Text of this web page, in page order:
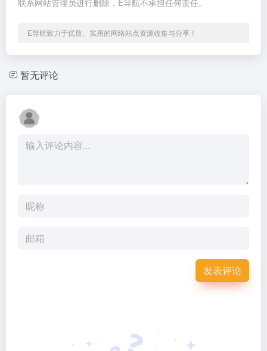
E导航致力于优质、实用的网络站点资源收集与分享！
暂无评论
发表评论